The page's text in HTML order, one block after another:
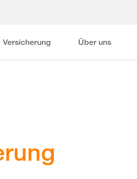
Versicherung Über uns